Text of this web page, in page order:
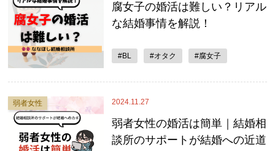
腐女子の婚活は難しい？リアル
な結婚事情を解説！
#BL #オタク #腐女子
2024.11.27
弱者女性
弱者女性の婚活は簡単｜結婚相
談所のサポートが結婚への近道